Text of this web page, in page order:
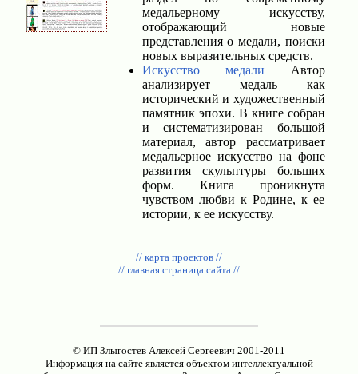
медальерному искусству,
отображающий новые
представления о медали, поиски
новых выразительных средств.
Искусство медали Автор
анализирует медаль как
исторический и художественный
памятник эпохи. В книге собран
и систематизирован большой
материал, автор рассматривает
медальерное искусство на фоне
развития скульптуры больших
форм. Книга проникнута
чувством любви к Родине, к ее
истории, к ее искусству.
// карта проектов //
// главная страница сайта //
© ИП Злыгостев Алексей Сергеевич 2001-2011
Информация на сайте является объектом интеллектуальной